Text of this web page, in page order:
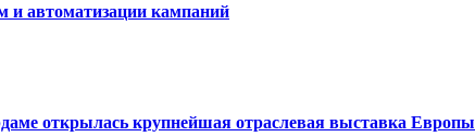
и автоматизации кампаний
открылась крупнейшая отраслевая выставка Европы